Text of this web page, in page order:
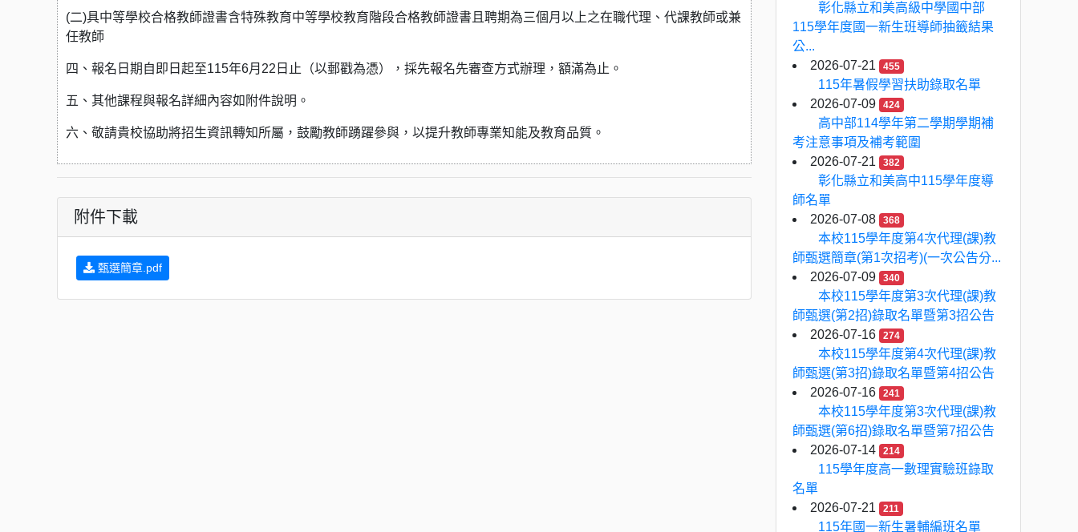
(二)具中等學校合格教師證書含特殊教育中等學校教育階段合格教師證書且聘期為三個月以上之在職代理、代課教師或兼
任教師
四、報名日期自即日起至115年6月22日止（以郵戳為憑），採先報名先審查方式辦理，額滿為止。
五、其他課程與報名詳細內容如附件說明。
六、敬請貴校協助將招生資訊轉知所屬，鼓勵教師踴躍參與，以提升教師專業知能及教育品質。
附件下載
甄選簡章.pdf
彰化縣立和美高級中學國中部
115學年度國一新生班導師抽籤結果
公...
2026-07-21
455
115年暑假學習扶助錄取名單
2026-07-09
424
高中部114學年第二學期學期補
考注意事項及補考範圍
2026-07-21
382
彰化縣立和美高中115學年度導
師名單
2026-07-08
368
本校115學年度第4次代理(課)教
師甄選簡章(第1次招考)(一次公告分...
2026-07-09
340
本校115學年度第3次代理(課)教
師甄選(第2招)錄取名單暨第3招公告
2026-07-16
274
本校115學年度第4次代理(課)教
師甄選(第3招)錄取名單暨第4招公告
2026-07-16
241
本校115學年度第3次代理(課)教
師甄選(第6招)錄取名單暨第7招公告
2026-07-14
214
115學年度高一數理實驗班錄取
名單
2026-07-21
211
115年國一新生暑輔編班名單